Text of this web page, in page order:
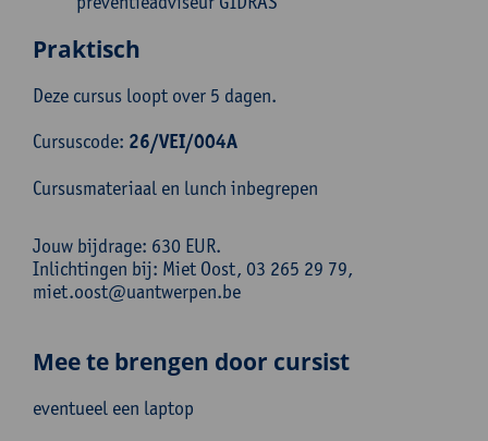
Praktisch
Deze cursus loopt over 5 dagen.
Cursuscode: 26/VEI/004A
Cursusmateriaal en lunch inbegrepen
Jouw bijdrage: 630 EUR.
Inlichtingen bij: Miet Oost, 03 265 29 79,
miet.oost@uantwerpen.be
Mee te brengen door cursist
eventueel een laptop